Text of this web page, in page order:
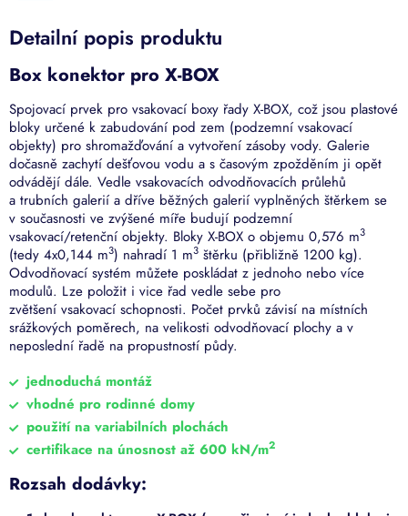
Detailní popis produktu
Box konektor pro X-BOX
Spojovací prvek pro vsakovací boxy řady X-BOX, což jsou plastové
bloky určené k zabudování pod zem (podzemní vsakovací
objekty) pro shromažďování a vytvoření zásoby vody. Galerie
dočasně zachytí dešťovou vodu a s časovým zpožděním ji opět
odvádějí dále. Vedle vsakovacích odvodňovacích průlehů
a trubních galerií a dříve běžných galerií vyplněných štěrkem se
v současnosti ve zvýšené míře budují podzemní
vsakovací/retenční objekty. Bloky X-BOX o objemu 0,576 m3
(tedy 4x0,144 m3) nahradí 1 m3 štěrku (přibližně 1200 kg).
Odvodňovací systém můžete poskládat z jednoho nebo více
modulů. Lze položit i vice řad vedle sebe pro
zvětšení vsakovací schopnosti. Počet prvků závisí na místních
srážkových poměrech, na velikosti odvodňovací plochy a v
neposlední řadě na propustností půdy.
jednoduchá montáž
vhodné pro rodinné domy
použití na variabilních plochách
certifikace na únosnost až 600 kN/m2
Rozsah dodávky: